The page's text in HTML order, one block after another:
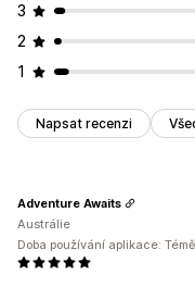
3
2
1
Napsat recenzi
Adventure Awaits
Austrálie
Doba používání aplikace: